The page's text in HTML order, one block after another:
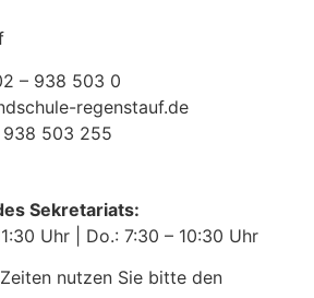
– 938 503 0
regenstauf.de
503 255
Sekretariats:
Uhr | Do.: 7:30 – 10:30 Uhr
nutzen Sie bitte den